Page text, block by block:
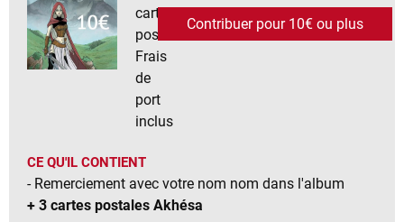
cartes
postales
Frais
de
port
inclus
Contribuer pour 10€ ou plus
CE QU'IL CONTIENT
- Remerciement avec votre nom nom dans l'album
+ 3 cartes postales Akhésa